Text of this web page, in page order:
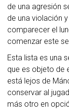
de una agresión
de una violación
comparecer el
comenzar este
Esta lista es una
que es objeto de
está lejos de
conservar al
más otro en